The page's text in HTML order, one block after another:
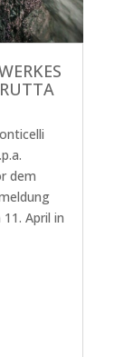
dem
April in